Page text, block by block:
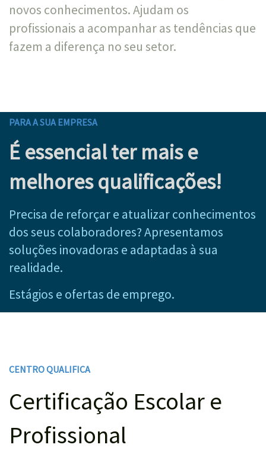
novos conhecimentos. Ajudam os
profissionais a acompanhar as tendências que
fazem a diferença no seu setor.
PARA A SUA EMPRESA
É essencial ter mais e
melhores qualificações!
Precisa de reforçar e atualizar conhecimentos
dos seus colaboradores? Apresentamos
soluções inovadoras e adaptadas à sua
realidade.
Estágios e ofertas de emprego.
CENTRO QUALIFICA
Certificação Escolar e
Profissional